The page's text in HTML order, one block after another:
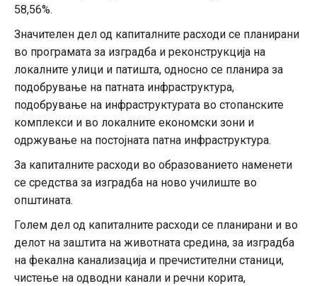
58,56%.
Значителен дел од капиталните расходи се планирани
во програмата за изградба и реконструкција на
локалните улици и патишта, односно се планира за
подобрување на патната инфраструктура,
подобрување на инфраструктурата во стопанските
комплекси и во локалните економски зони и
одржување на постојната патна инфраструктура.
За капиталните расходи во образованието наменети
се средства за изградба на ново училиште во
општината.
Голем дел од капиталните расходи се планирани и во
делот на заштита на животната средина, за изградба
на фекална канализација и пречистителни станици,
чистење на одводни канали и речни корита,